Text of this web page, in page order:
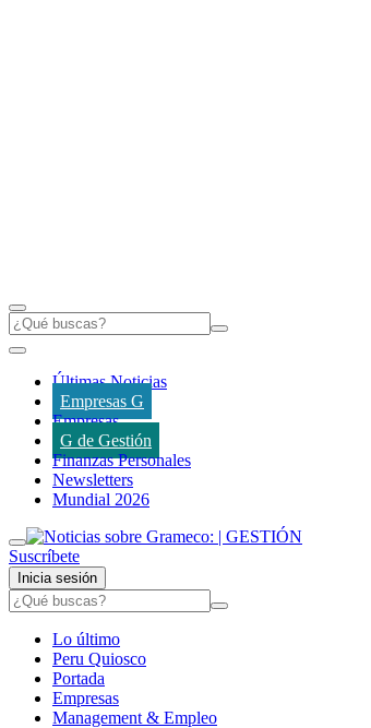
Últimas Noticias
Empresas G
Empresas
G de Gestión
Finanzas Personales
Newsletters
Mundial 2026
Suscríbete
Inicia sesión
Lo último
Peru Quiosco
Portada
Empresas
Management & Empleo